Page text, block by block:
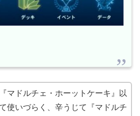
マドルチェ・ホーットケーキ』以
使いづらく、辛うじて『マドルチ